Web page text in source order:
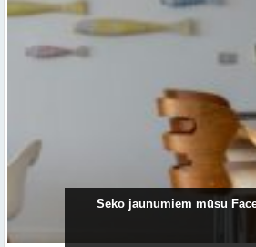
Seko jaunumiem mūsu